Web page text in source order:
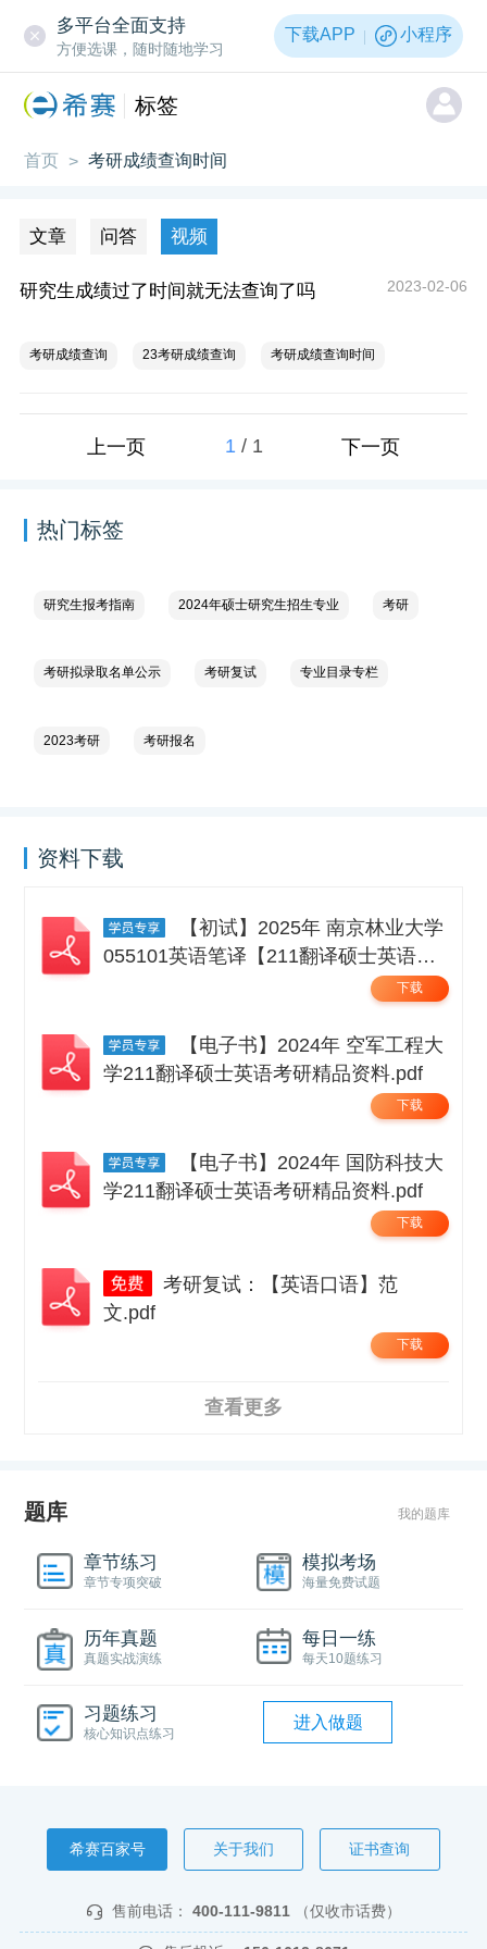
多平台全面支持
方便选课，随时随地学习
下载APP 小程序
标签
首页 > 考研成绩查询时间
文章 问答 视频
研究生成绩过了时间就无法查询了吗 2023-02-06
考研成绩查询 23考研成绩查询 考研成绩查询时间
上一页 1 / 1 下一页
热门标签
研究生报考指南 2024年硕士研究生招生专业 考研
考研拟录取名单公示 考研复试 专业目录专栏
2023考研 考研报名
资料下载
055101英语笔译【211翻译硕士英语】
下载
学211翻译硕士英语考研精品资料.pdf
下载
学211翻译硕士英语考研精品资料.pdf
下载
考研复试：【英语口语】范
文.pdf
下载
查看更多
题库 我的题库
章节练习
章节专项突破
模拟考场
海量免费试题
历年真题
真题实战演练
每日一练
每天10题练习
习题练习
核心知识点练习
进入做题
希赛百家号 关于我们 证书查询
售前电话： 400-111-9811 （仅收市话费）